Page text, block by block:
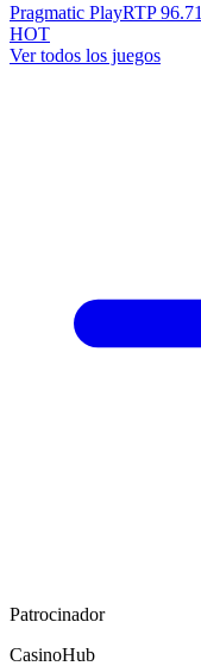
Pragmatic PlayRTP96.71
HOT
Ver todos los juegos
Patrocinador
CasinoHub